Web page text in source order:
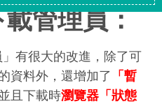
管理員：
有很大的改進，除了可
資料外，還增加了 「暫
且下載時瀏覽器「狀態